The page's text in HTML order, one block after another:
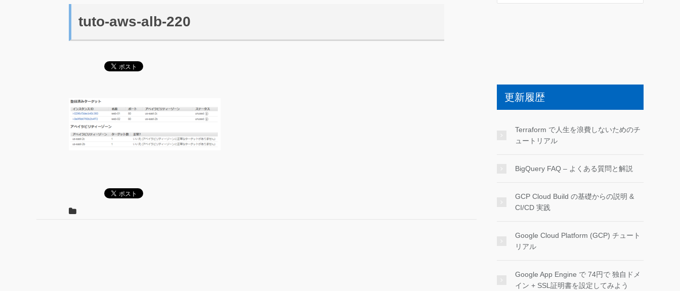
tuto-aws-alb-220
更新履歴
Terraform で人生を浪費しないためのチ
ュートリアル
BigQuery FAQ – よくある質問と解説
GCP Cloud Build の基礎からの説明 &
CI/CD 実践
Google Cloud Platform (GCP) チュート
リアル
Google App Engine で 74円で 独自ドメ
イン + SSL証明書を設定してみよう